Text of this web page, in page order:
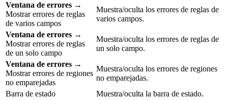
Ventana de errores →
Mostrar errores de reglas
de varios campos
Muestra/oculta los errores de reglas de
varios campos.
Ventana de errores →
Mostrar errores de reglas
de un solo campo
Muestra/oculta los errores de reglas de
un solo campo.
Ventana de errores →
Mostrar errores de regiones
no emparejadas
Muestra/oculta los errores de regiones
no emparejadas.
Barra de estado
Muestra/oculta la barra de estado.